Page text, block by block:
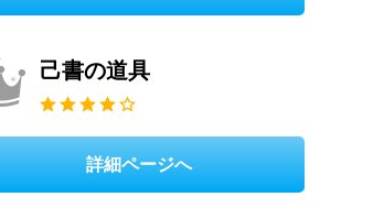
己書の道具
詳細ページへ